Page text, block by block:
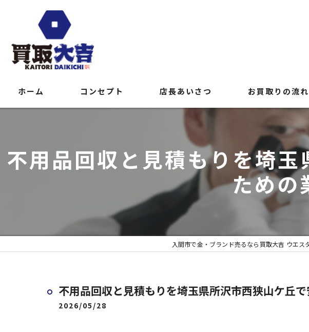
ホーム コンセプト 店長あいさつ お買取りの流れ
よくある質問
不用品回収と見積もりを埼
ための
入間市で金・ブランド売るなら買取大吉 ウエス
不用品回収と見積もりを埼玉県所沢市西狭山ケ丘
2026/05/28